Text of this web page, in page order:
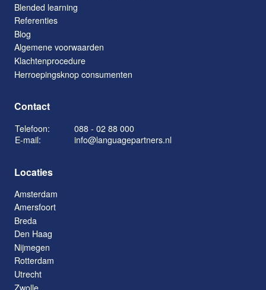
Blended learning
Referenties
Blog
Algemene voorwaarden
Klachtenprocedure
Herroepingsknop consumenten
Contact
Telefoon:
088 - 02 88 000
E-mail:
info@languagepartners.nl
Locaties
Amsterdam
Amersfoort
Breda
Den Haag
Nijmegen
Rotterdam
Utrecht
Zwolle